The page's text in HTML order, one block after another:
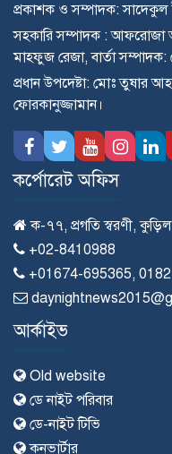
প্রকাশক ও সম্পাদক: সাদেকুল
সহকারি সম্পাদক : আফরোজা
মাহ্ফুজ রেজা, বার্তা
প্রধান উপদেষ্টা: মোঃ তুষার
ফোরকানুজ্জামান।
কর্পোরেট অফিস
ক-৭৭, প্রগতি স্বরণী, কুড়িল
+02-8410988
+01674-695365,
আর্কাইভ
Old website
ডে নাইট পরিবার
ডে-নাইট টিভি
কনভার্টার